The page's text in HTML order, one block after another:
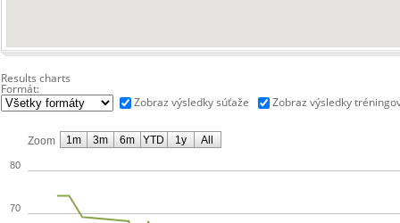
Results charts
Formát:
Zobraz výsledky súťaže
Zobraz výsledky
Zoom
70
80
1m 3m 6m YTD 1y All